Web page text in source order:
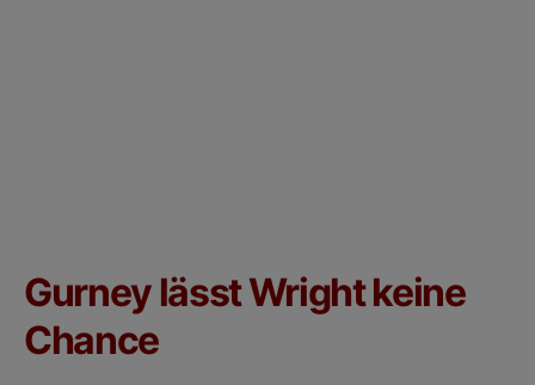
Gurney lässt Wright keine
Chance